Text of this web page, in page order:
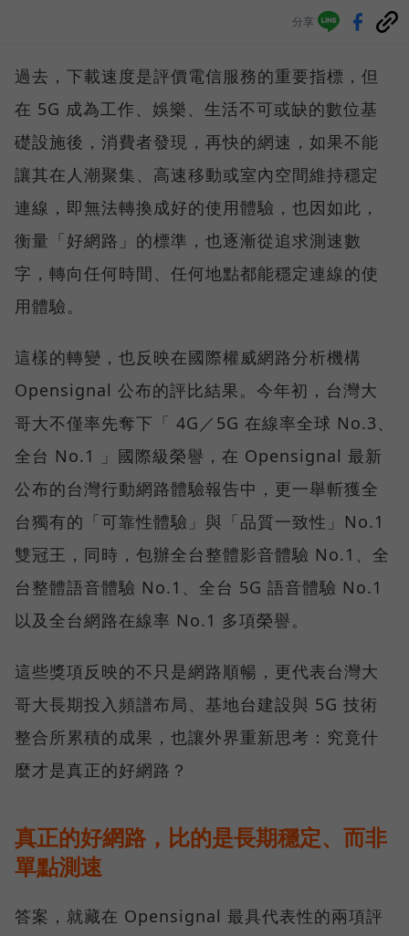
分享
過去，下載速度是評價電信服務的重要指標，但
在 5G 成為工作、娛樂、生活不可或缺的數位基
礎設施後，消費者發現，再快的網速，如果不能
讓其在人潮聚集、高速移動或室內空間維持穩定
連線，即無法轉換成好的使用體驗，也因如此，
衡量「好網路」的標準，也逐漸從追求測速數
字，轉向任何時間、任何地點都能穩定連線的使
用體驗。
這樣的轉變，也反映在國際權威網路分析機構
Opensignal 公布的評比結果。今年初，台灣大
哥大不僅率先奪下「 4G／5G 在線率全球 No.3、
全台 No.1 」國際級榮譽，在 Opensignal 最新
公布的台灣行動網路體驗報告中，更一舉斬獲全
台獨有的「可靠性體驗」與「品質一致性」No.1
雙冠王，同時，包辦全台整體影音體驗 No.1、全
台整體語音體驗 No.1、全台 5G 語音體驗 No.1
以及全台網路在線率 No.1 多項榮譽。
這些獎項反映的不只是網路順暢，更代表台灣大
哥大長期投入頻譜布局、基地台建設與 5G 技術
整合所累積的成果，也讓外界重新思考：究竟什
麼才是真正的好網路？
真正的好網路，比的是長期穩定、而非
單點測速
答案，就藏在 Opensignal 最具代表性的兩項評